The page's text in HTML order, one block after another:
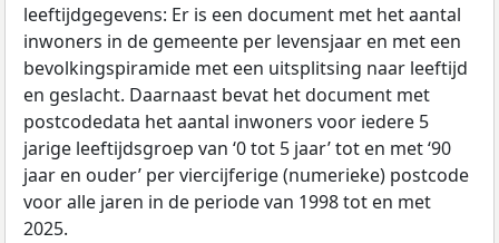
leeftijdgegevens: Er is een document met het aantal
inwoners in de gemeente per levensjaar en met een
bevolkingspiramide met een uitsplitsing naar leeftijd
en geslacht. Daarnaast bevat het document met
postcodedata het aantal inwoners voor iedere 5
jarige leeftijdsgroep van ‘0 tot 5 jaar’ tot en met ‘90
jaar en ouder’ per viercijferige (numerieke) postcode
voor alle jaren in de periode van 1998 tot en met
2025.